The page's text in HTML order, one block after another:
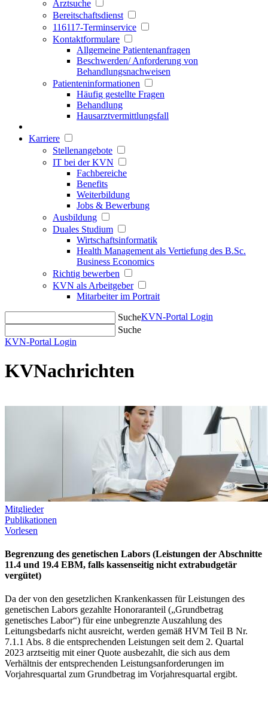
Arztsuche
Bereitschaftsdienst
116117-Terminservice
Kontaktformulare
Allgemeine Patientenanfragen
Beschwerden/ Anforderung von
Behandlungsnachweisen
Patienteninformationen
Häufig gestellte Fragen
Behandlung
Hausarztvermittlungsfall
Karriere
Stellenangebote
IT bei der KVN
Fachbereiche
Benefits
Weiterbildung
Jobs & Bewerbung
Ausbildung
Duales Studium
Wirtschaftsinformatik
Health Management als Vertiefung des B.Sc.
Business Economics
Richtig bewerben
KVN als Arbeitgeber
Mitarbeiter im Portrait
SucheKVN-Portal Login
Suche
KVN-Portal Login
KVNachrichten
Mitglieder
Publikationen
Vorlesen
Begrenzung des genetischen Labors (Leistungen der Abschnitte
11.4 und 19.4 EBM, falls kassenseitig nicht extrabudgetär
vergütet)
Da der von den gesetzlichen Krankenkassen für Leistungen des
genetischen Labors gezahlte Honoraranteil („Grundbetrag
genetisches Labor“) für eine unbegrenzte Auszahlung des
Leitungsbedarfs nicht ausreicht, werden gemäß HVM Teil B Nr.
7.1.1 Abs. 8 die entsprechenden Leistungen seit dem 2. Quartal
2023 arztseitig mit einer Quote ausbezahlt, die sich aus dem
Verhältnis der entsprechenden Leistungsanforderungen im
Vorjahresquartal zum Grundbetrag im Vorjahresquartal ergibt.